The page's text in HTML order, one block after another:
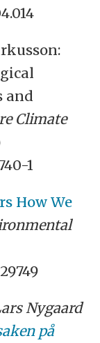
and
Climate
1
How We
Nygaard
på